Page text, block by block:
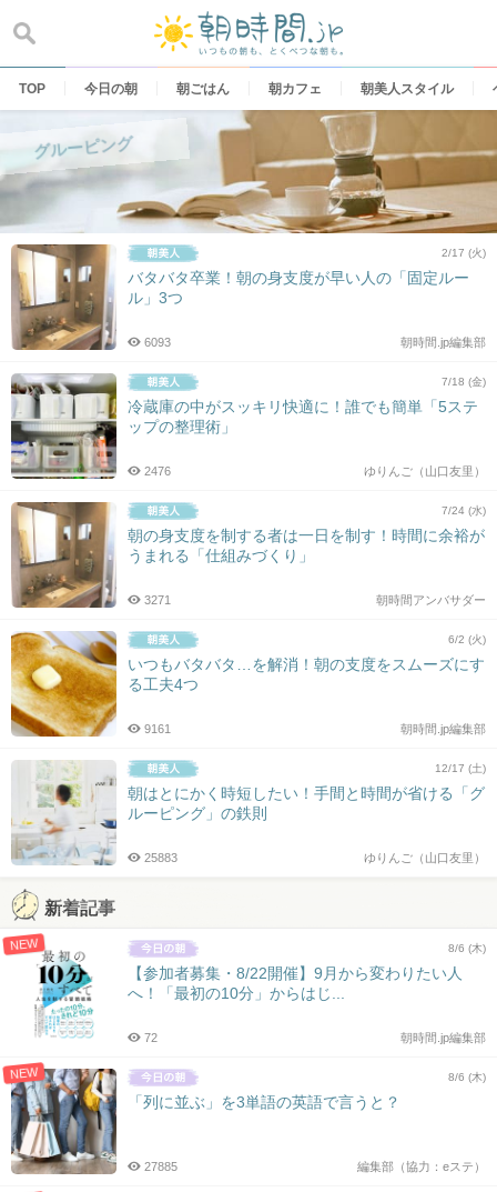
content
TOP 今日の朝 朝ごはん 朝カフェ 朝美人スタイル
グルーピング
2/17 (火)
バタバタ卒業！朝の身支度が早い人の「固定ルー
ル」3つ
朝時間.jp編集部
6093
7/18 (金)
冷蔵庫の中がスッキリ快適に！誰でも簡単「5ステ
ップの整理術」
ゆりんご（山口友里）
2476
7/24 (水)
朝の身支度を制する者は一日を制す！時間に余裕が
うまれる「仕組みづくり」
朝時間アンバサダー
3271
6/2 (火)
いつもバタバタ…を解消！朝の支度をスムーズにす
る工夫4つ
朝時間.jp編集部
9161
12/17 (土)
朝はとにかく時短したい！手間と時間が省ける「グ
ルーピング」の鉄則
ゆりんご（山口友里）
25883
新着記事
NEW 8/6 (木)
【参加者募集・8/22開催】9月から変わりたい人
へ！「最初の10分」からはじ...
朝時間.jp編集部
72
NEW 8/6 (木)
「列に並ぶ」を3単語の英語で言うと？
編集部（協力：eステ）
27885